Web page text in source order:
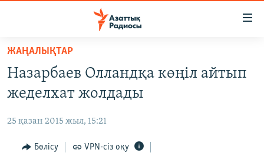
Skip
main
content
to
Navigation
ЖАҢАЛЫҚТАР
САЯСАТ
ҚАҢТАР ОҚИҒАСЫ
АДАМ ҚҰҚЫҚТАРЫ
ЖАҢАЛЫҚТАР
Назарбаев Олландқа көңіл айтып
жеделхат жолдады
25 қазан 2015 жыл, 15:21
Бөлісу VPN-сіз оқу